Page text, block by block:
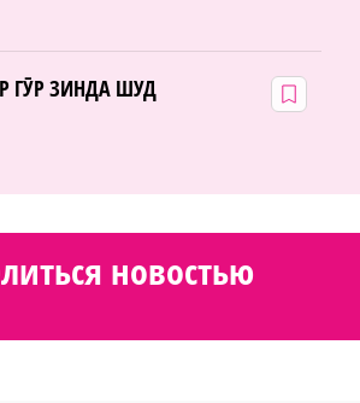
ГӮР ЗИНДА ШУД
новостью